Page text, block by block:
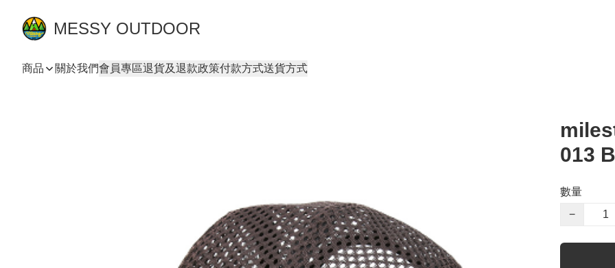
MESSY OUTDOOR
商品 關於我們會員專區退貨及退款政策付款方式送貨方式
013
數量
−